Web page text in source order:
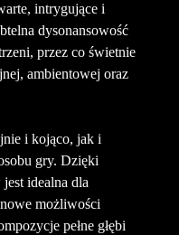
intrygujące i
dysonansowość
przez co świetnie
ambientowej oraz
i kojąco, jak i
gry. Dzięki
idealna dla
możliwości
pełne głębi